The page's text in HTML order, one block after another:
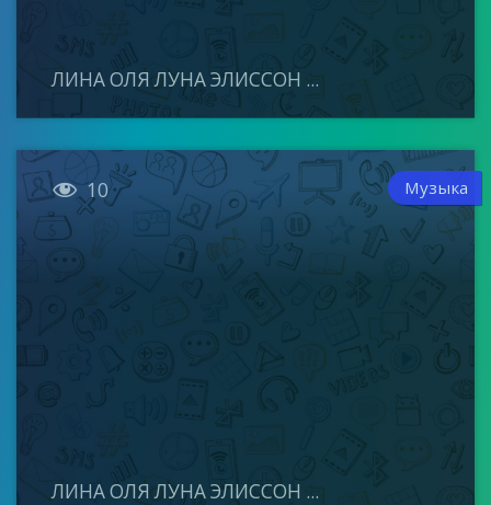
ЛИНА ОЛЯ ЛУНА ЭЛИССОН ...
 10 Музыка
ЛИНА ОЛЯ ЛУНА ЭЛИССОН ...